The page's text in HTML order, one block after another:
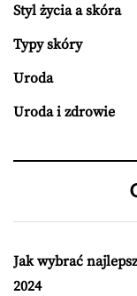
Styl życia a skóra
Typy skóry
Uroda
Uroda i zdrowie
Jak wybrać
2024